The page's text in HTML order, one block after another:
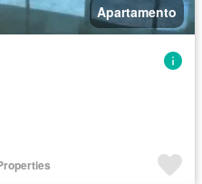
Apartamento